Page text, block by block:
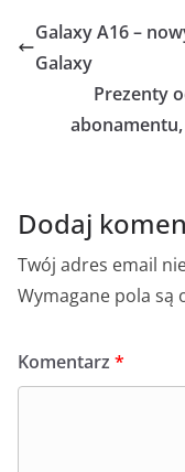
e
b
o
o
Galaxy A16 –
Galaxy
Prezenty
Dodaj
Twój adres email
Wymagane pola są
Komentarz *